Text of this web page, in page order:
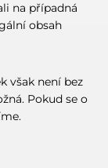
na případná
obsah
však není bez
Pokud se o